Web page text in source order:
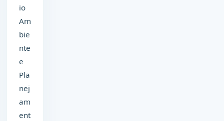
io
Am
bie
nte
e
Pla
nej
am
ent